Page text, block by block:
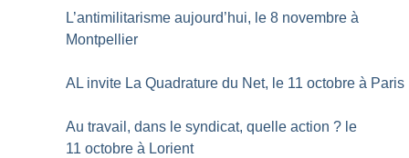
L’antimilitarisme aujourd’hui, le 8 novembre à
Montpellier
AL invite La Quadrature du Net, le 11 octobre à Paris
Au travail, dans le syndicat, quelle action ? le
11 octobre à Lorient